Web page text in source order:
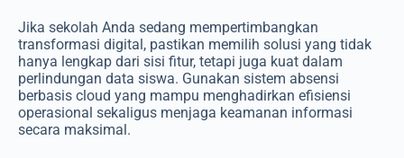
Jika sekolah Anda sedang mempertimbangkan
transformasi digital, pastikan memilih solusi yang tidak
hanya lengkap dari sisi fitur, tetapi juga kuat dalam
perlindungan data siswa. Gunakan sistem absensi
berbasis cloud yang mampu menghadirkan efisiensi
operasional sekaligus menjaga keamanan informasi
secara maksimal.